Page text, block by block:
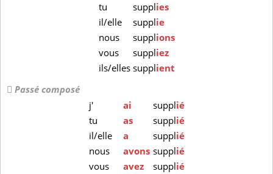
tu
supplies
il/elle
supplie
nous
supplions
vous
suppliez
ils/elles supplient
Passé composé
j'
ai supplié
tu
as supplié
il/elle
a supplié
nous
avons supplié
vous
avez supplié